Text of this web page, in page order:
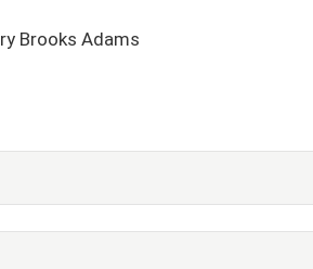
Brooks Adams